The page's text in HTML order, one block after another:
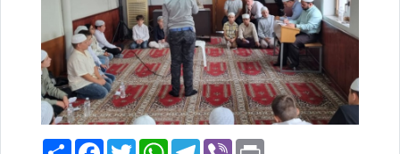
PaylaşFacebook
TwitterWhatsAppTelegram
Viber